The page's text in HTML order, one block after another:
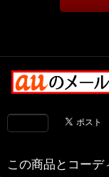
この商品とコーデ